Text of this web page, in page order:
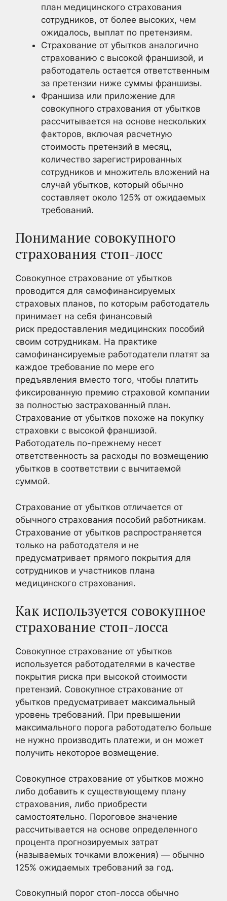
план медицинского страхования
сотрудников, от более высоких, чем
ожидалось, выплат по претензиям.
Страхование от убытков аналогично
страхованию с высокой франшизой, и
работодатель остается ответственным
за претензии ниже суммы франшизы.
Франшиза или приложение для
совокупного страхования от убытков
рассчитывается на основе нескольких
факторов, включая расчетную
стоимость претензий в месяц,
количество зарегистрированных
сотрудников и множитель вложений на
случай убытков, который обычно
составляет около 125% от ожидаемых
требований.
Понимание совокупного
страхования стоп-лосс
Совокупное страхование от убытков
проводится для самофинансируемых
страховых планов, по которым работодатель
принимает на себя финансовый
риск предоставления медицинских пособий
своим сотрудникам. На практике
самофинансируемые работодатели платят за
каждое требование по мере его
предъявления вместо того, чтобы платить
фиксированную премию страховой компании
за полностью застрахованный план.
Страхование от убытков похоже на покупку
страховки с высокой франшизой.
Работодатель по-прежнему несет
ответственность за расходы по возмещению
убытков в соответствии с вычитаемой
суммой.
Страхование от убытков отличается от
обычного страхования пособий работникам.
Страхование от убытков распространяется
только на работодателя и не
предусматривает прямого покрытия для
сотрудников и участников плана
медицинского страхования.
Как используется совокупное
страхование стоп-лосса
Совокупное страхование от убытков
используется работодателями в качестве
покрытия риска при высокой стоимости
претензий. Совокупное страхование от
убытков предусматривает максимальный
уровень требований. При превышении
максимального порога работодателю больше
не нужно производить платежи, и он может
получить некоторое возмещение.
Совокупное страхование от убытков можно
либо добавить к существующему плану
страхования, либо приобрести
самостоятельно. Пороговое значение
рассчитывается на основе определенного
процента прогнозируемых затрат
(называемых точками вложения) — обычно
125% ожидаемых требований за год.
Совокупный порог стоп-лосса обычно